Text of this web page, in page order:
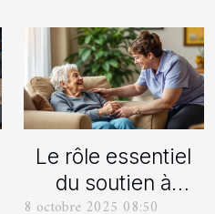
Le rôle essentiel
du soutien à
8 octobre 2025 08:50